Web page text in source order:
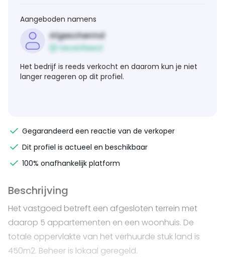
Aangeboden namens
Afgeschermd
Geverifieerd
Het bedrijf is reeds verkocht en daarom kun je niet
langer reageren op dit profiel.
Gegarandeerd een reactie van de verkoper
Dit profiel is actueel en beschikbaar
100% onafhankelijk platform
Beschrijving
Het vastgoed betreft een afgesloten terrein met
daarop 5 appartementen en een woonhuis. De
totale oppervlakte van het verhuurde stuk land is
450m2. Beheer is lokaal geregeld.